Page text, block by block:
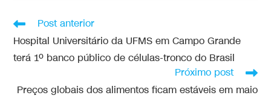
Post anterior
Hospital Universitário da UFMS em Campo Grande
terá 1º banco público de células-tronco do Brasil
Próximo post
Preços globais dos alimentos ficam estáveis em maio